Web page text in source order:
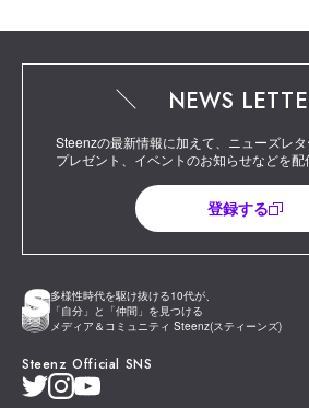
多様性時代を駆け抜ける10代が、
「自分」と「仲間」を見つける
メディア＆コミュニティ Steenz(スティーンズ)
Steenz Official SNS
NEWS
Steenzの最新情報に加えて、ニューズレ
プレゼント、イベントのお知らせなどを配
登録する